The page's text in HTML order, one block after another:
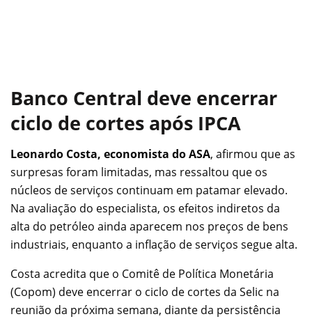
Banco Central deve encerrar
ciclo de cortes após IPCA
Leonardo Costa, economista do ASA, afirmou que as
surpresas foram limitadas, mas ressaltou que os
núcleos de serviços continuam em patamar elevado.
Na avaliação do especialista, os efeitos indiretos da
alta do petróleo ainda aparecem nos preços de bens
industriais, enquanto a inflação de serviços segue alta.
Costa acredita que o Comitê de Política Monetária
(Copom) deve encerrar o ciclo de cortes da Selic na
reunião da próxima semana, diante da persistência